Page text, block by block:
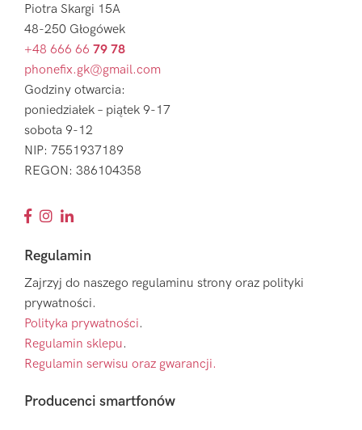
Piotra Skargi 15A
48-250 Głogówek
+48 666 66 79 78
phonefix.gk@gmail.com
Godziny otwarcia:
poniedziałek – piątek 9-17
sobota 9-12
NIP: 7551937189
REGON: 386104358
Regulamin
Zajrzyj do naszego regulaminu strony oraz polityki
prywatności.
Polityka prywatności.
Regulamin sklepu.
Regulamin serwisu oraz gwarancji.
Producenci smartfonów